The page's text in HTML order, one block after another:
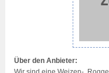
Über den Anbieter: